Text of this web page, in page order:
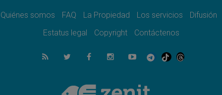
07.08.2026
el compromiso del cristiano"
La matanza de niños en Gaza no cesa: 300
muertos en 300 días
Tagle: La guerra desfigura el mundo, solo la
revelación de Dios lo transfigura
Quiénes somos FAQ La Propiedad Los servicios
Difusión
Estatus legal
Copyright Contáctenos